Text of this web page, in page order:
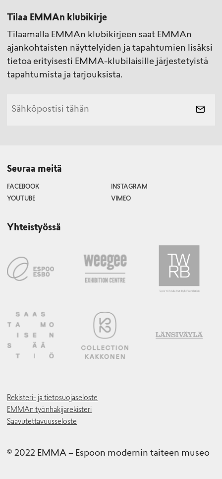
Tilaa EMMAn klubikirje
Tilaamalla EMMAn klubikirjeen saat EMMAn
ajankohtaisten näyttelyiden ja tapahtumien lisäksi
tietoa erityisesti EMMA-klubilaisille järjestetyistä
tapahtumista ja tarjouksista.
Seuraa meitä
FACEBOOK
INSTAGRAM
YOUTUBE
VIMEO
Yhteistyössä
Rekisteri- ja tietosuojaseloste
EMMAn työnhakijarekisteri
Saavutettavuusseloste
© 2022 EMMA – Espoon modernin taiteen museo